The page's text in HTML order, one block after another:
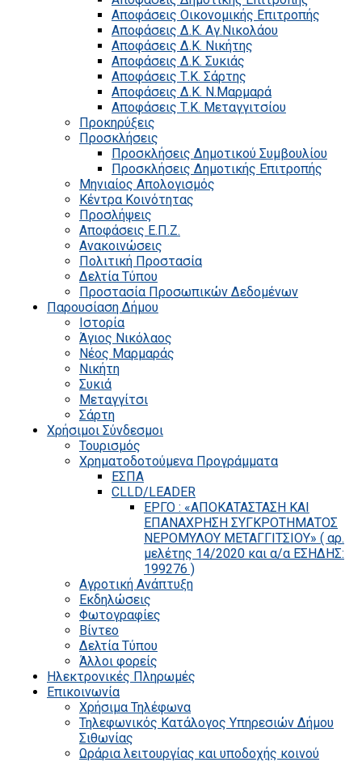
Αποφάσεις Οικονομικής Επιτροπής
Αποφάσεις Δ.Κ. Αγ.Νικολάου
Αποφάσεις Δ.Κ. Νικήτης
Αποφάσεις Δ.Κ. Συκιάς
Αποφάσεις Τ.Κ. Σάρτης
Αποφάσεις Δ.Κ. Ν.Μαρμαρά
Αποφάσεις Τ.Κ. Μεταγγιτσίου
Προκηρύξεις
Προσκλήσεις
Προσκλήσεις Δημοτικού Συμβουλίου
Προσκλήσεις Δημοτικής Επιτροπής
Μηνιαίος Απολογισμός
Κέντρα Κοινότητας
Προσλήψεις
Αποφάσεις Ε.Π.Ζ.
Ανακοινώσεις
Πολιτική Προστασία
Δελτία Τύπου
Προστασία Προσωπικών Δεδομένων
Παρουσίαση Δήμου
Ιστορία
Άγιος Νικόλαος
Νέος Μαρμαράς
Νικήτη
Συκιά
Μεταγγίτσι
Σάρτη
Χρήσιμοι Σύνδεσμοι
Τουρισμός
Χρηματοδοτούμενα Προγράμματα
ΕΣΠΑ
CLLD/LEADER
ΕΡΓΟ : «ΑΠΟΚΑΤΑΣΤΑΣΗ ΚΑΙ
ΕΠΑΝΑΧΡΗΣΗ ΣΥΓΚΡΟΤΗΜΑΤΟΣ
ΝΕΡΟΜΥΛΟΥ ΜΕΤΑΓΓΙΤΣΙΟΥ» ( αρ.
μελέτης 14/2020 και α/α ΕΣΗΔΗΣ:
199276 )
Αγροτική Ανάπτυξη
Εκδηλώσεις
Φωτογραφίες
Βίντεο
Δελτία Τύπου
Άλλοι φορείς
Ηλεκτρονικές Πληρωμές
Επικοινωνία
Χρήσιμα Τηλέφωνα
Τηλεφωνικός Κατάλογος Υπηρεσιών Δήμου
Σιθωνίας
Ωράρια λειτουργίας και υποδοχής κοινού